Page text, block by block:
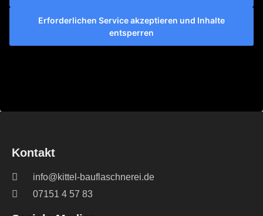
Erforderlichen Service akzeptieren und Inhalte
entsperren
Kontakt
info@kittel-bauflaschnerei.de
07151 4 57 83